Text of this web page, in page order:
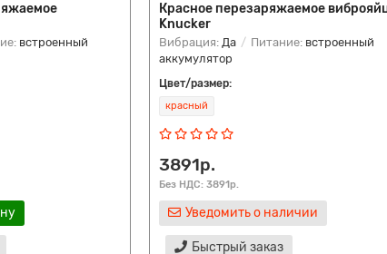
встроенный
Красное перезаряжаемое
Knucker
Вибрация: Да Питание: встроенный
аккумулятор
Цвет/размер:
красный
3891р.
Без НДС: 3891р.
Уведомить о наличии
Быстрый заказ